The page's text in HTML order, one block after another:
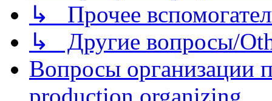
↳ Прочее
↳ Другие вопросы/
Вопросы организации